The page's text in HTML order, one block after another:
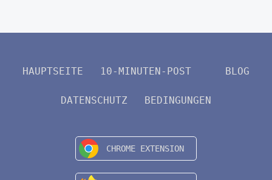
HAUPTSEITE 10-MINUTEN-POST BLOG
DATENSCHUTZ BEDINGUNGEN